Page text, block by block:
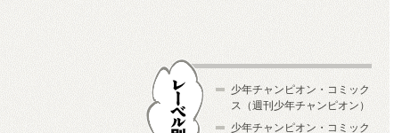
少年チャンピオン・コミック
ス（週刊少年チャンピオン）
少年チャンピオン・コミック